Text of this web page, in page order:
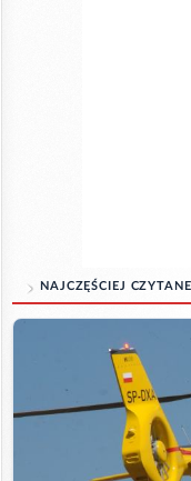
NAJCZĘŚCIEJ CZYTANE